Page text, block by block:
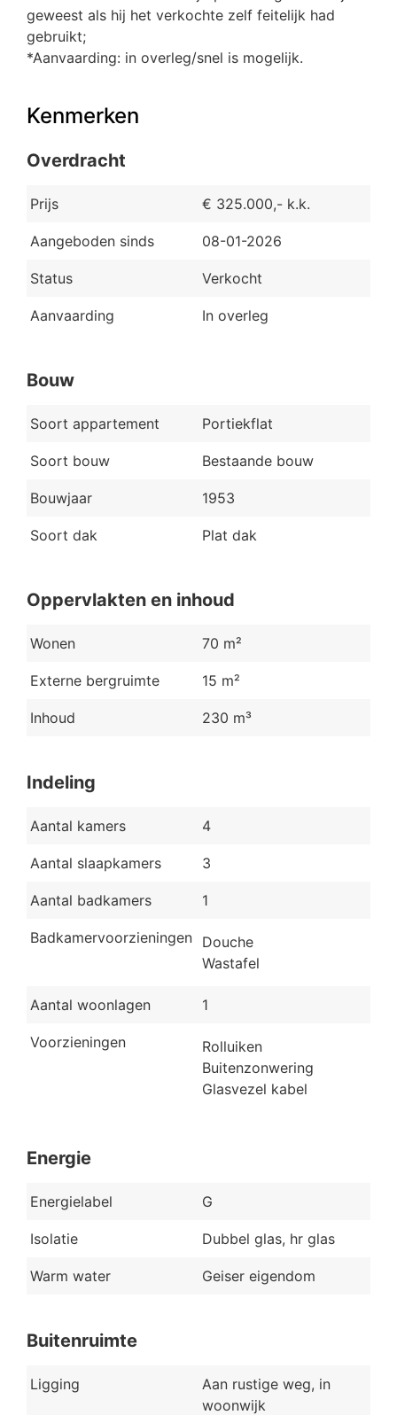
geweest als hij het verkochte zelf feitelijk had
gebruikt;
*Aanvaarding: in overleg/snel is mogelijk.
Kenmerken
Overdracht
Prijs € 325.000,- k.k.
Aangeboden sinds 08-01-2026
Status Verkocht
Aanvaarding In overleg
Bouw
Soort appartement Portiekflat
Soort bouw Bestaande bouw
Bouwjaar 1953
Soort dak Plat dak
Oppervlakten en inhoud
Wonen 70 m²
Externe bergruimte 15 m²
Inhoud 230 m³
Indeling
Aantal kamers 4
Aantal slaapkamers 3
Aantal badkamers 1
Badkamervoorzieningen Douche
Wastafel
Aantal woonlagen 1
Voorzieningen
Rolluiken
Buitenzonwering
Glasvezel kabel
Energie
Energielabel G
Isolatie Dubbel glas, hr glas
Warm water Geiser eigendom
Buitenruimte
Ligging
Aan rustige weg, in
woonwijk